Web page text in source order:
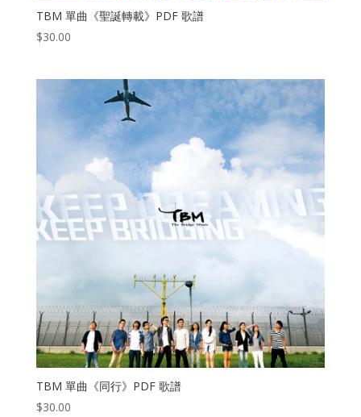
TBM 單曲《聖誕轉載》PDF 歌譜
$30.00
TBM 單曲《同行》PDF 歌譜
$30.00